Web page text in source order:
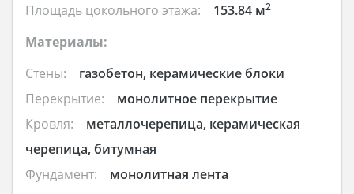
Площадь цокольного этажа: 153.84 м2
Материалы:
Стены:
газобетон, керамические блоки
Перекрытие:
монолитное перекрытие
Кровля:
металлочерепица, керамическая
черепица, битумная
Фундамент:
монолитная лента